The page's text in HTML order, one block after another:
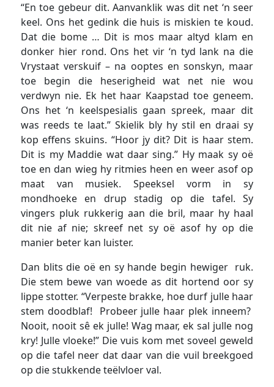
“En toe gebeur dit. Aanvanklik was dit net ‘n seer
keel. Ons het gedink die huis is miskien te koud.
Dat die bome … Dit is mos maar altyd klam en
donker hier rond. Ons het vir ‘n tyd lank na die
Vrystaat verskuif – na ooptes en sonskyn, maar
toe begin die heserigheid wat net nie wou
verdwyn nie. Ek het haar Kaapstad toe geneem.
Ons het ‘n keelspesialis gaan spreek, maar dit
was reeds te laat.” Skielik bly hy stil en draai sy
kop effens skuins. “Hoor jy dit? Dit is haar stem.
Dit is my Maddie wat daar sing.” Hy maak sy oë
toe en dan wieg hy ritmies heen en weer asof op
maat van musiek. Speeksel vorm in sy
mondhoeke en drup stadig op die tafel. Sy
vingers pluk rukkerig aan die bril, maar hy haal
dit nie af nie; skreef net sy oë asof hy op die
manier beter kan luister.
Dan blits die oë en sy hande begin hewiger ruk.
Die stem bewe van woede as dit hortend oor sy
lippe stotter. “Verpeste brakke, hoe durf julle haar
stem doodblaf! Probeer julle haar plek inneem?
Nooit, nooit sê ek julle! Wag maar, ek sal julle nog
kry! Julle vloeke!” Die vuis kom met soveel geweld
op die tafel neer dat daar van die vuil breekgoed
op die stukkende teëlvloer val.